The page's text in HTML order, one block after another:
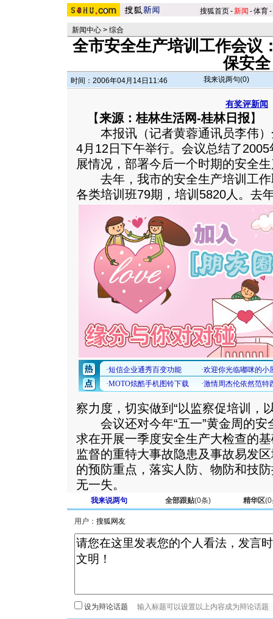
搜狐首页-新闻 -体育-
新闻中心 > 综合
全市安全生产培训工作会议
保安全
时间：2006年04月14日11:46 我来说两句(0)
有奖评新闻
【来源：桂林生活网-桂林日报】
本报讯（记者黄蓉通讯员李伟）
4月12日下午举行。会议总结了
展情况，部署今后一个时期的安全
去年，我市的安全生产培训工作
各类培训班79期，培训5820人。 去
察力度，切实做到“以监察促培训，
会议还对今年“五一”黄金周的安
求在开展一季度安全生产大检查的
监督的重特大事故隐患及事故易发
的预防重点，落实人防、物防和技
无一失。
我来说两句 全部跟贴(0条) 精华区(0
用户：
设为辩论话题